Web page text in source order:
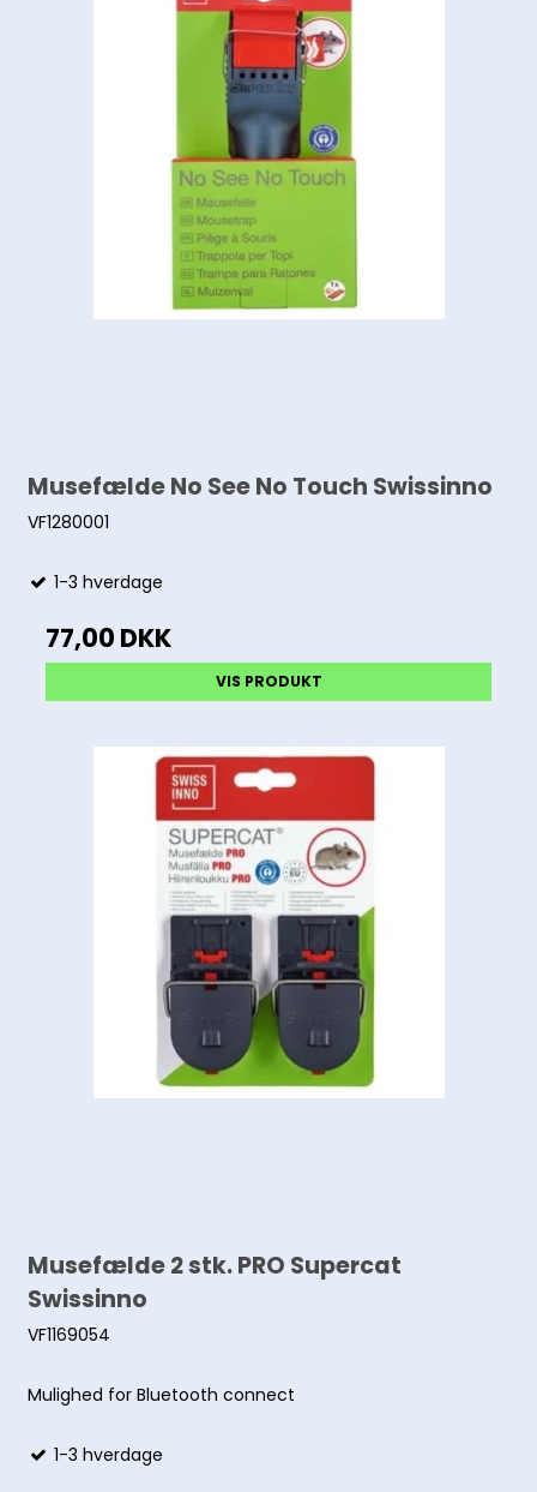
Musefælde No See No Touch Swissinno
VF1280001
1-3 hverdage
77,00 DKK
VIS PRODUKT
Musefælde 2 stk. PRO Supercat
Swissinno
VF1169054
Mulighed for Bluetooth connect
1-3 hverdage